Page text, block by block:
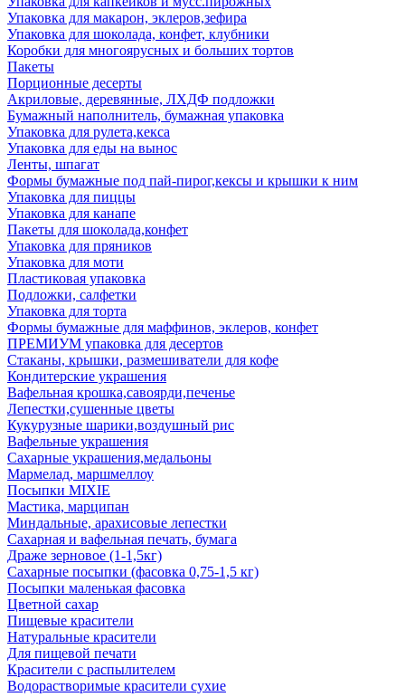
Упаковка для макарон, эклеров,зефира
Упаковка для шоколада, конфет, клубники
Коробки для многоярусных и больших тортов
Пакеты
Порционные десерты
Акриловые, деревянные, ЛХДФ подложки
Бумажный наполнитель, бумажная упаковка
Упаковка для рулета,кекса
Упаковка для еды на вынос
Ленты, шпагат
Формы бумажные под пай-пирог,кексы и крышки к ним
Упаковка для пиццы
Упаковка для канапе
Пакеты для шоколада,конфет
Упаковка для пряников
Упаковка для моти
Пластиковая упаковка
Подложки, салфетки
Упаковка для торта
Формы бумажные для маффинов, эклеров, конфет
ПРЕМИУМ упаковка для десертов
Стаканы, крышки, размешиватели для кофе
Кондитерские украшения
Вафельная крошка,савоярди,печенье
Лепестки,сушенные цветы
Кукурузные шарики,воздушный рис
Вафельные украшения
Сахарные украшения,медальоны
Мармелад, маршмеллоу
Посыпки MIXIE
Мастика, марципан
Миндальные, арахисовые лепестки
Сахарная и вафельная печать, бумага
Драже зерновое (1-1,5кг)
Сахарные посыпки (фасовка 0,75-1,5 кг)
Посыпки маленькая фасовка
Цветной сахар
Пищевые красители
Натуральные красители
Для пищевой печати
Красители с распылителем
Водорастворимые красители сухие